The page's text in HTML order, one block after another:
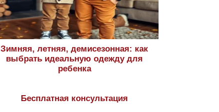
Зимняя, летняя, демисезонная: как
выбрать идеальную одежду для
ребенка
Бесплатная консультация